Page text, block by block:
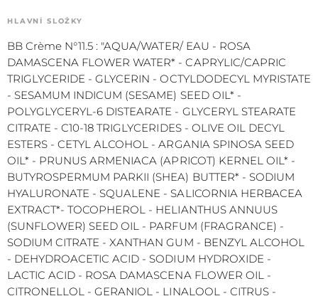
HLAVNÍ SLOŽKY
BB Crème N°11.5 : "AQUA/WATER/ EAU - ROSA
DAMASCENA FLOWER WATER* - CAPRYLIC/CAPRIC
TRIGLYCERIDE - GLYCERIN - OCTYLDODECYL MYRISTATE
- SESAMUM INDICUM (SESAME) SEED OIL* -
POLYGLYCERYL-6 DISTEARATE - GLYCERYL STEARATE
CITRATE - C10-18 TRIGLYCERIDES - OLIVE OIL DECYL
ESTERS - CETYL ALCOHOL - ARGANIA SPINOSA SEED
OIL* - PRUNUS ARMENIACA (APRICOT) KERNEL OIL* -
BUTYROSPERMUM PARKII (SHEA) BUTTER* - SODIUM
HYALURONATE - SQUALENE - SALICORNIA HERBACEA
EXTRACT*- TOCOPHEROL - HELIANTHUS ANNUUS
(SUNFLOWER) SEED OIL - PARFUM (FRAGRANCE) -
SODIUM CITRATE - XANTHAN GUM - BENZYL ALCOHOL
- DEHYDROACETIC ACID - SODIUM HYDROXIDE -
LACTIC ACID - ROSA DAMASCENA FLOWER OIL -
CITRONELLOL - GERANIOL - LINALOOL - CITRUS -